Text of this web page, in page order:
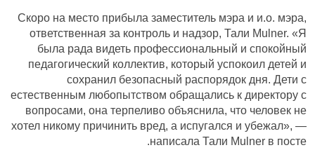
Скоро на место прибыла заместитель мэра и и.о. мэра,
ответственная за контроль и надзор, Тали Mulner. «Я
была рада видеть профессиональный и спокойный
педагогический коллектив, который успокоил детей и
сохранил безопасный распорядок дня. Дети с
естественным любопытством обращались к директору с
вопросами, она терпеливо объяснила, что человек не
хотел никому причинить вред, а испугался и убежал», —
написала Тали Mulner в посте.